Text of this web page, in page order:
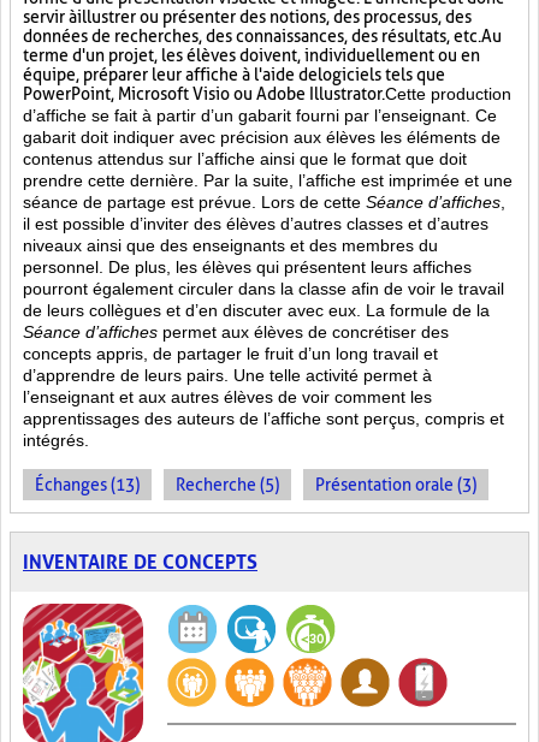
servir à illustrer ou présenter des notions, des processus, des
données de recherches, des connaissances, des résultats, etc. Au
terme d'un projet, les élèves doivent, individuellement ou en
équipe, préparer leur affiche à l'aide de logiciels tels que
PowerPoint, Microsoft Visio ou Adobe Illustrator.Cette production
d’affiche se fait à partir d’un gabarit fourni par l’enseignant. Ce
gabarit doit indiquer avec précision aux élèves les éléments de
contenus attendus sur l’affiche ainsi que le format que doit
prendre cette dernière. Par la suite, l’affiche est imprimée et une
séance de partage est prévue. Lors de cette Séance d’affiches
il est possible d’inviter des élèves d’autres classes et d’autres
niveaux ainsi que des enseignants et des membres du
personnel. De plus, les élèves qui présentent leurs affiches
pourront également circuler dans la classe afin de voir le travail
de leurs collègues et d’en discuter avec eux. La formule de la
Séance d’affiches permet aux élèves de concrétiser des
concepts appris, de partager le fruit d’un long travail et
d’apprendre de leurs pairs. Une telle activité permet à
l’enseignant et aux autres élèves de voir comment les
apprentissages des auteurs de l’affiche sont perçus, compris et
intégrés.
Échanges (13) Recherche (5) Présentation orale (3)
INVENTAIRE DE CONCEPTS